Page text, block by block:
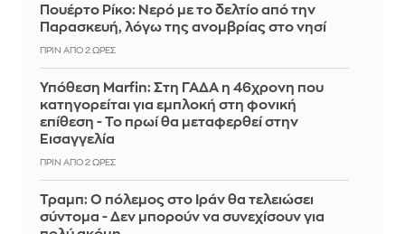
Πουέρτο Ρίκο: Νερό με το δελτίο από την
Παρασκευή, λόγω της ανομβρίας στο νησί
ΠΡΙΝ ΑΠΌ 2 ΏΡΕΣ
Υπόθεση Marfin: Στη ΓΑΔΑ η 46χρονη που
κατηγορείται για εμπλοκή στη φονική
επίθεση - Το πρωί θα μεταφερθεί στην
Εισαγγελία
ΠΡΙΝ ΑΠΌ 2 ΏΡΕΣ
Τραμπ: Ο πόλεμος στο Ιράν θα τελειώσει
σύντομα - Δεν μπορούν να συνεχίσουν για